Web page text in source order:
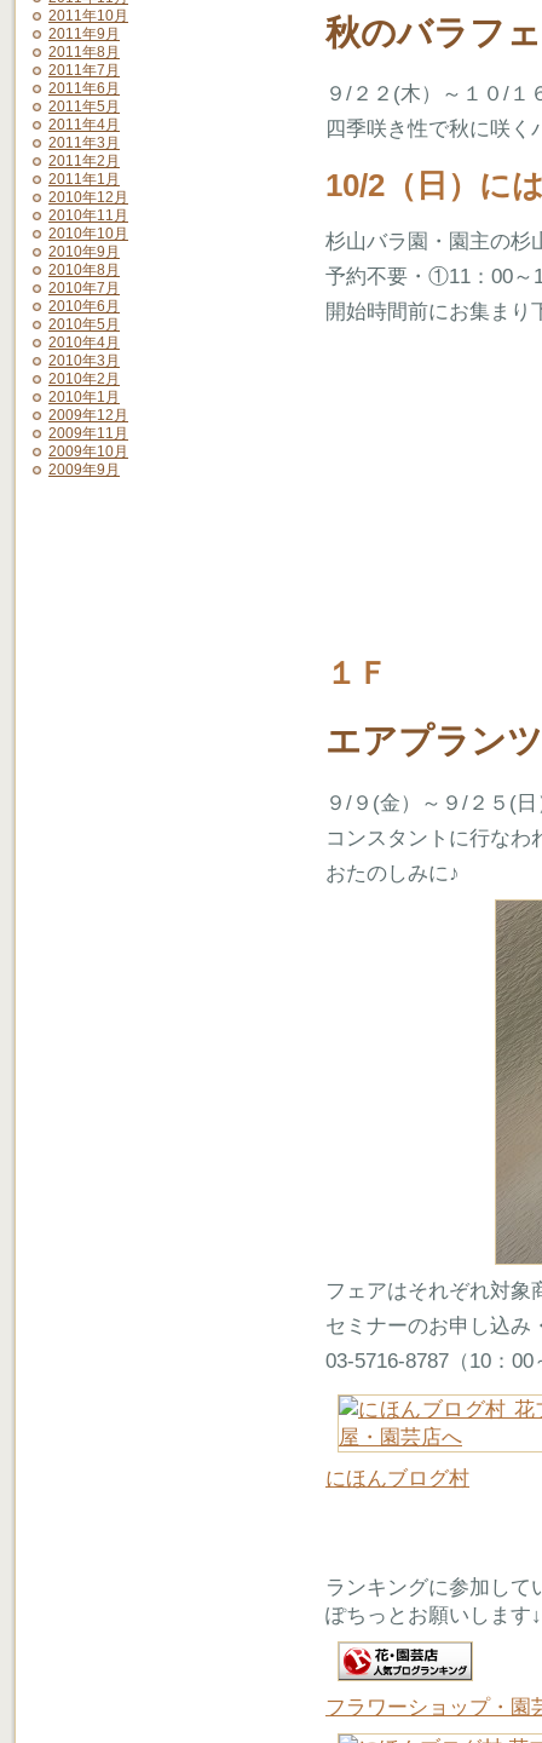
2011年10月
2011年9月
2011年8月
2011年7月
2011年6月
2011年5月
2011年4月
2011年3月
2011年2月
2011年1月
2010年12月
2010年11月
2010年10月
2010年9月
2010年8月
2010年7月
2010年6月
2010年5月
2010年4月
2010年3月
2010年2月
2010年1月
2009年12月
2009年11月
2009年10月
2009年9月
秋のバラフ
９/２２(木）～１０/１
四季咲き性で秋に咲く
10/2（日）に
杉山バラ園・園主の
予約不要・①11：00
開始時間前にお集まり
１Ｆ
エアプラン
９/９(金）～９/２５(日
コンスタントに行なわ
おたのしみに♪
フェアはそれぞれ対象
セミナーのお申し込み
03-5716-8787（10：
にほんブログ村
ランキングに参加して
ぽちっとお願いします↓
フラワーショップ・園